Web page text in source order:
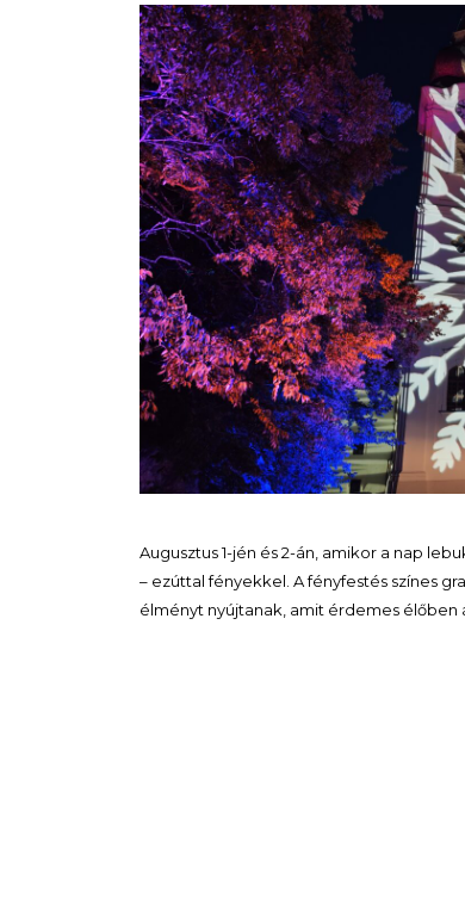
Augusztus 1-jén és 2-án, amikor a nap
– ezúttal fényekkel. A fényfestés színes
élményt nyújtanak, amit érdemes élőben